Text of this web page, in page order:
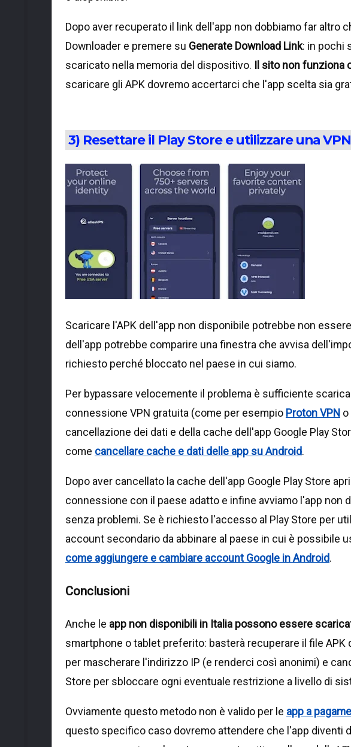
Dopo aver recuperato il link dell'app non dobbiamo far altro
Downloader e premere su Generate Download Link: in pochi
scaricato nella memoria del dispositivo. Il sito non funziona
scaricare gli APK dovremo accertarci che l'app scelta sia
3) Resettare il Play Store e utilizzare una VPN
Scaricare l'APK dell'app non disponibile potrebbe non
dell'app potrebbe comparire una finestra che avvisa
richiesto perché bloccato nel paese in cui siamo.
Per bypassare velocemente il problema è sufficiente
connessione VPN gratuita (come per esempio Proton VPN o
cancellazione dei dati e della cache dell'app Google Play
come cancellare cache e dati delle app su Android.
Dopo aver cancellato la cache dell'app Google Play Store
connessione con il paese adatto e infine avviamo l'app non
senza problemi. Se è richiesto l'accesso al Play Store per
account secondario da abbinare al paese in cui è possibile
come aggiungere e cambiare account Google in Android.
Conclusioni
Anche le app non disponibili in Italia possono essere
smartphone o tablet preferito: basterà recuperare il file APK
per mascherare l'indirizzo IP (e renderci così anonimi) e
Store per sbloccare ogni eventuale restrizione a livello di
Ovviamente questo metodo non è valido per le app a
questo specifico caso dovremo attendere che l'app diventi